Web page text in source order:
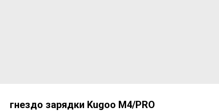
гнездо зарядки Kugoo M4/PRO